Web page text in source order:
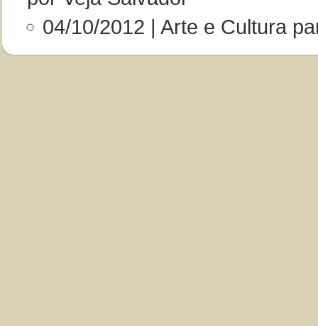
04/10/2012 | Arte e Cultura